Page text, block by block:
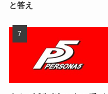
と答え